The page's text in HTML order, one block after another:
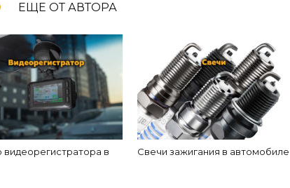
ЕЩЕ ОТ АВТОРА
в
Свечи зажигания в автомобиле